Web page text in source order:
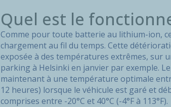
Quel est le
Comme pour toute batterie au lithium-ion,
chargement au fil du temps. Cette
exposée à des températures extrêmes, sur
parking à Helsinki en janvier par exemple.
maintenant à une température optimale
12 heures) lorsque le véhicule est garé et
comprises entre -20°C et 40°C (-4°F à 113°F).